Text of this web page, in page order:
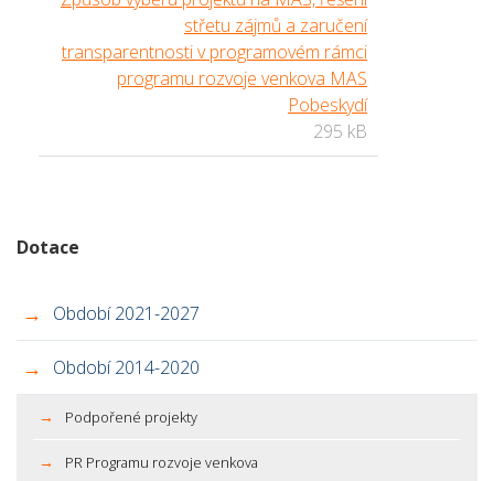
střetu zájmů a zaručení
transparentnosti v programovém rámci
programu rozvoje venkova MAS
Pobeskydí
295 kB
Dotace
Období 2021-2027
Období 2014-2020
Podpořené projekty
PR Programu rozvoje venkova